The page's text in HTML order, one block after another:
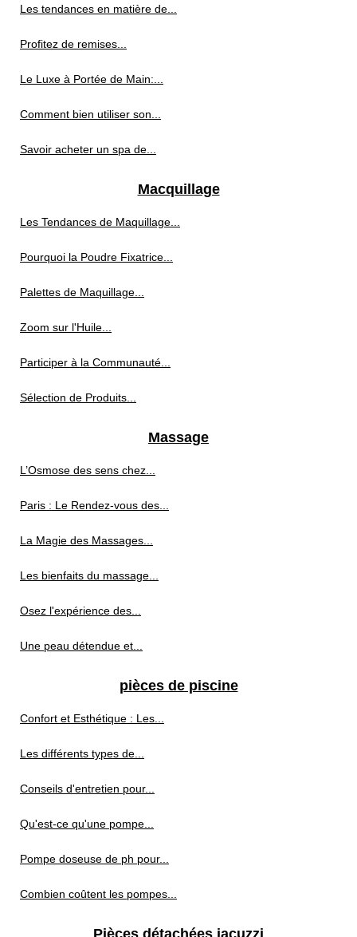
Les tendances en matière de...
Profitez de remises...
Le Luxe à Portée de Main:...
Comment bien utiliser son...
Savoir acheter un spa de...
Macquillage
Les Tendances de Maquillage...
Pourquoi la Poudre Fixatrice...
Palettes de Maquillage...
Zoom sur l'Huile...
Participer à la Communauté...
Sélection de Produits...
Massage
L’Osmose des sens chez...
Paris : Le Rendez-vous des...
La Magie des Massages...
Les bienfaits du massage...
Osez l'expérience des...
Une peau détendue et...
pièces de piscine
Confort et Esthétique : Les...
Les différents types de...
Conseils d'entretien pour...
Qu'est-ce qu'une pompe...
Pompe doseuse de ph pour...
Combien coûtent les pompes...